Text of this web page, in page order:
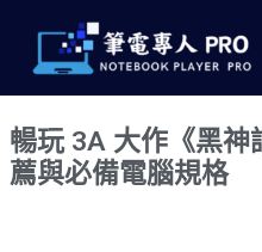
內
容
暢玩 3A 大作《黑神
薦與必備電腦規格